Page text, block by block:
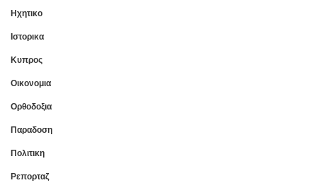
Ηχητικο
Ιστορικα
Κυπρος
Οικονομια
Ορθοδοξια
Παραδοση
Πολιτικη
Ρεπορταζ